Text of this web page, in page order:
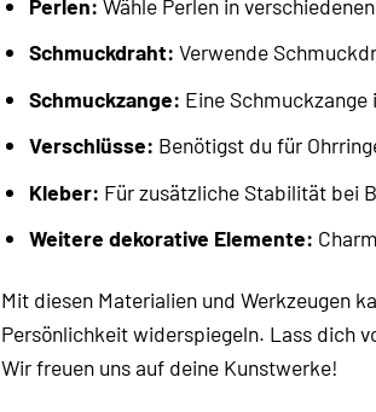
Perlen: Wähle Perlen in
Schmuckdraht: Verwende
Schmuckzange: Eine
Verschlüsse: Benötigst du für
Kleber: Für zusätzliche Stabilität bei
Weitere dekorative Elemente:
Mit diesen Materialien und Werkzeugen
Persönlichkeit widerspiegeln. Lass dich
Wir freuen uns auf deine Kunstwerke!